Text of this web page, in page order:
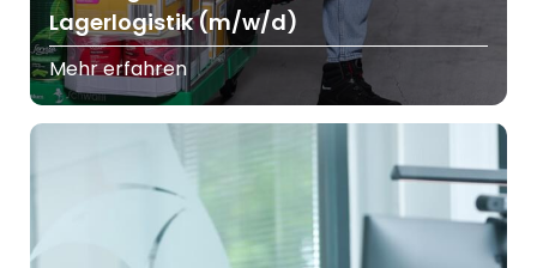
Lagerlogistik (m/w/d)
Mehr erfahren